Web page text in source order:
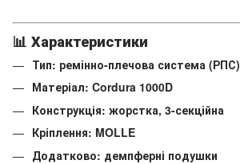
📊 Характеристики
Тип: ремінно-плечова система (РПС)
Матеріал: Cordura 1000D
Конструкція: жорстка, 3-секційна
Кріплення: MOLLE
Додатково: демпферні подушки